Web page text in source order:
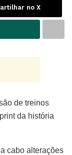
no X
de treinos
da história
cabo alterações